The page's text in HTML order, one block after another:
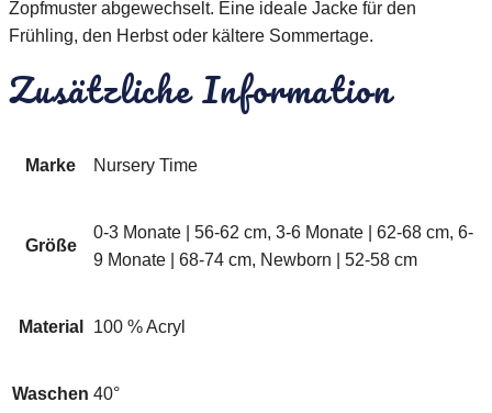
Zopfmuster abgewechselt. Eine ideale Jacke für den
Frühling, den Herbst oder kältere Sommertage.
Zusätzliche Information
Marke Nursery Time
Größe
0-3 Monate | 56-62 cm, 3-6 Monate | 62-68 cm, 6-
9 Monate | 68-74 cm, Newborn | 52-58 cm
Material 100 % Acryl
Waschen 40°